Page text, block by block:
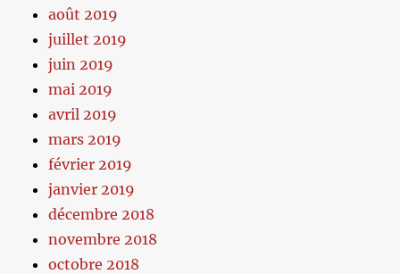
août 2019
juillet 2019
juin 2019
mai 2019
avril 2019
mars 2019
février 2019
janvier 2019
décembre 2018
novembre 2018
octobre 2018